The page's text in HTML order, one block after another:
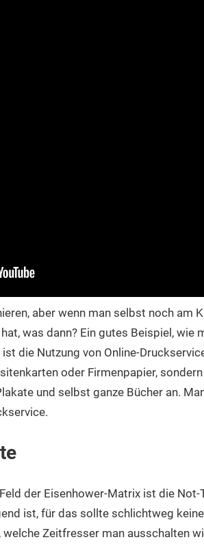
aber wenn man selbst noch am
was dann? Ein gutes Beispiel, wie
die Nutzung von Online-
oder Firmenpapier,
und selbst ganze Bücher an.
der Eisenhower-Matrix ist die Not-
ist, für das sollte schlichtweg
Zeitfresser man ausschalten